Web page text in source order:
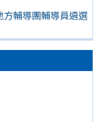
輔導團輔導員遴選